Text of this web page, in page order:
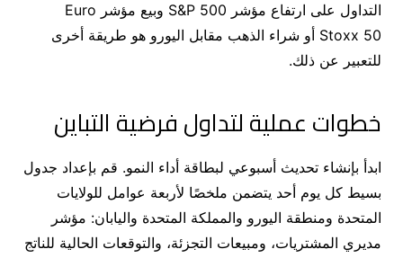
التداول على ارتفاع مؤشر S&P 500 وبيع مؤشر Euro
Stoxx 50 أو شراء الذهب مقابل اليورو هو طريقة أخرى
للتعبير عن ذلك.
خطوات عملية لتداول فرضية التباين
ابدأ بإنشاء تحديث أسبوعي لبطاقة أداء النمو. قم بإعداد جدول
بسيط كل يوم أحد يتضمن ملخصًا لأربعة عوامل للولايات
المتحدة ومنطقة اليورو والمملكة المتحدة واليابان: مؤشر
مديري المشتريات، ومبيعات التجزئة، والتوقعات الحالية للناتج